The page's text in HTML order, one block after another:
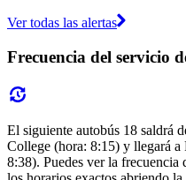
Ver todas las alertas
Frecuencia del servicio
El siguiente autobús 18 saldrá
College (hora: 8:15) y llegará a
8:38). Puedes ver la frecuencia